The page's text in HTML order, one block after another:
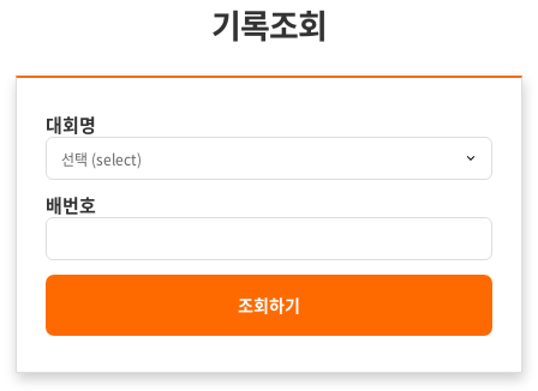
기록조회
대회명
배번호